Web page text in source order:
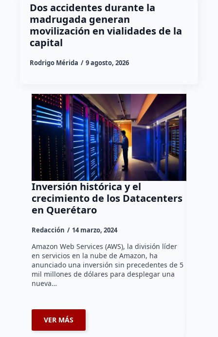
Dos accidentes durante la
madrugada generan
movilización en vialidades de la
capital
Rodrigo Mérida 9 agosto, 2026
Inversión histórica y el
crecimiento de los Datacenters
en Querétaro
Redacción 14 marzo, 2024
Amazon Web Services (AWS), la división líder
en servicios en la nube de Amazon, ha
anunciado una inversión sin precedentes de 5
mil millones de dólares para desplegar una
nueva…
VER MÁS